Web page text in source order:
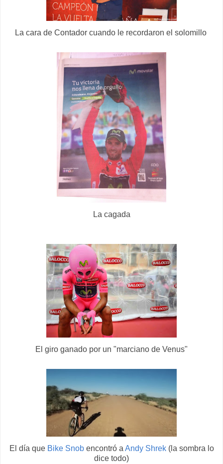
La cara de Contador cuando le recordaron el solomillo
La cagada
El giro ganado por un "marciano de Venus"
El día que Bike Snobencontró a Andy Shrek(la sombra lo
dice todo)